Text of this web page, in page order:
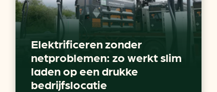
Elektrificeren zonder
netproblemen: zo werkt slim
laden op een drukke
bedrijfslocatie